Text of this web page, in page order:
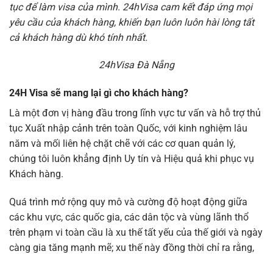
tục để làm visa của mình. 24hVisa cam kết đáp ứng mọi
yêu cầu của khách hàng, khiến bạn luôn luôn hài lòng tất
cả khách hàng dù khó tính nhất.
24hVisa Đà Nẵng
24H Visa sẽ mang lại gì cho khách hàng?
Là một đơn vị hàng đầu trong lĩnh vực tư vấn và hỗ trợ thủ
tục Xuất nhập cảnh trên toàn Quốc, với kinh nghiệm lâu
năm và mối liên hệ chặt chẽ với các cơ quan quản lý,
chúng tôi luôn khẳng định Uy tín và Hiệu quả khi phục vụ
Khách hàng.
Quá trình mở rộng quy mô và cường độ hoạt động giữa
các khu vực, các quốc gia, các dân tộc và vùng lãnh thổ
trên phạm vi toàn cầu là xu thế tất yếu của thế giới và ngày
càng gia tăng mạnh mẽ; xu thế này đồng thời chỉ ra rằng,